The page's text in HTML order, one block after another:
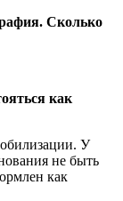
Сколько
как
У
не быть
как